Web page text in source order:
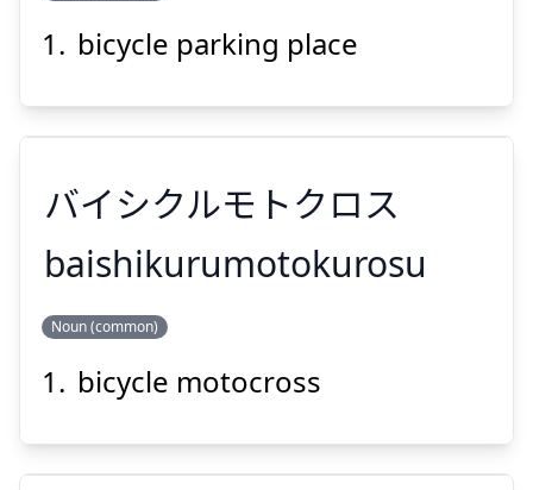
駐
輪
ちゅう
りん
じょ
Show answer
Suspend
bicycle parking place
バイシクルモトクロス
バイシクルモトクロス
baishikurumotokurosu
Noun (common)
bicycle motocross